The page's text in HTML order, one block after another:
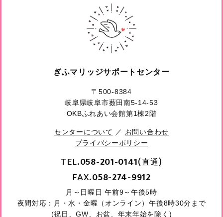
ぎふマリッジサポートセンター
〒500-8384
岐阜県岐阜市薮田南5-14-53
OKBふれあい会館第1棟2階
センターについて ／ お問い合わせ
プライバシーポリシー
TEL.058-201-0141(直通)
FAX.058-274-9912
月～日曜日 午前9～午後5時
夜間対応：月・水・金曜（オンライン）午後8時30分まで
(祝日、GW、お盆、年末年始を除く)